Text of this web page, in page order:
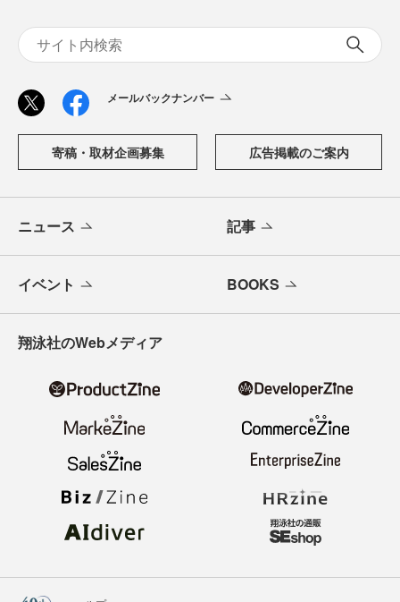
メールバックナンバー
寄稿・取材企画募集 広告掲載のご案内
ニュース 記事
イベント BOOKS
翔泳社のWebメディア